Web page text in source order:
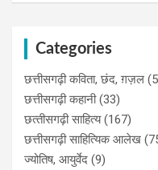
Categories
छत्तीसगढ़ी कविता, छंद, ग़ज़ल
छत्तीसगढ़ी कहानी(33)
छत्‍तीसगढ़ी साहित्‍य(167)
छत्तीसगढ़ी साहित्यिक आलेख
ज्योतिष, आयुर्वेद (9)